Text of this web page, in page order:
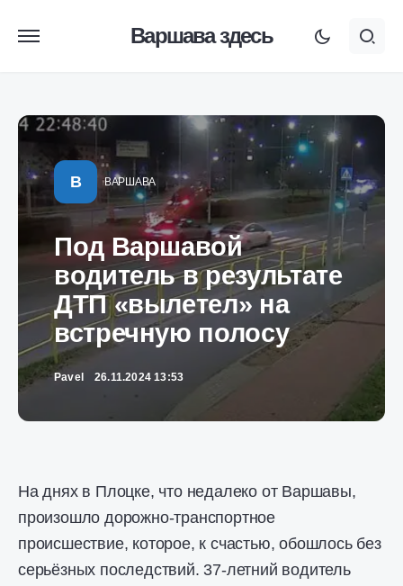
Варшава здесь
В ВАРШАВА
Под Варшавой
водитель в результате
ДТП «вылетел» на
встречную полосу
Pavel 26.11.2024 13:53
На днях в Плоцке, что недалеко от Варшавы,
произошло дорожно-транспортное
происшествие, которое, к счастью, обошлось без
серьёзных последствий. 37-летний водитель